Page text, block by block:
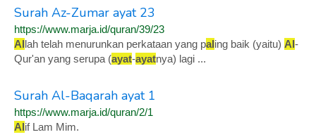
Surah Az-Zumar ayat 23
https://www.marja.id/quran/39/23
Allah telah menurunkan perkataan yang paling baik (yaitu) Al-
Qur'an yang serupa (ayat-ayatnya) lagi ...
Surah Al-Baqarah ayat 1
https://www.marja.id/quran/2/1
Alif Lam Mim.